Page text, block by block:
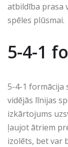
atbildība prasa
spēles plūsmai.
5-4-1
5-4-1 formācija
vidējās līnijas
izkārtojums
ļaujot ātriem
izolēts, bet var